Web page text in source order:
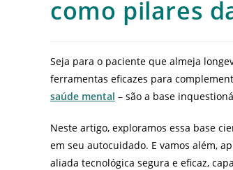
como pilares
Seja para o paciente que almeja
ferramentas eficazes para
saúde mental – são a base
Neste artigo, exploramos essa base
em seu autocuidado. E vamos além,
aliada tecnológica segura e eficaz,